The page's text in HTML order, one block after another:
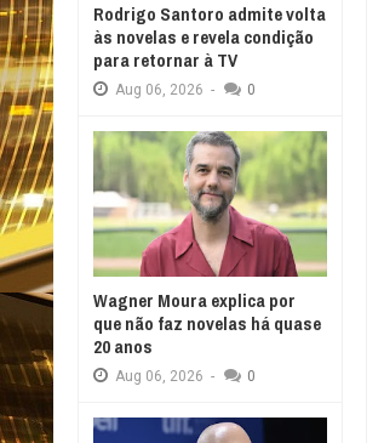
Rodrigo Santoro admite volta
às novelas e revela condição
para retornar à TV
Aug 06, 2026 - 0
Wagner Moura explica por
que não faz novelas há quase
20 anos
Aug 06, 2026 - 0